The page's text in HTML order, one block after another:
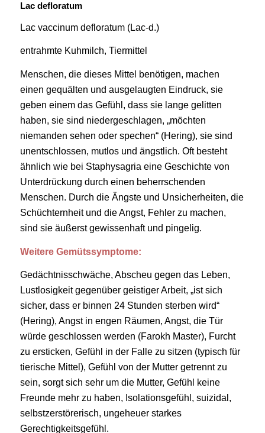
Lac defloratum
Lac vaccinum defloratum (Lac-d.)
entrahmte Kuhmilch, Tiermittel
Menschen, die dieses Mittel benötigen, machen
einen gequälten und ausgelaugten Eindruck, sie
geben einem das Gefühl, dass sie lange gelitten
haben, sie sind niedergeschlagen, „möchten
niemanden sehen oder spechen“ (Hering), sie sind
unentschlossen, mutlos und ängstlich. Oft besteht
ähnlich wie bei Staphysagria eine Geschichte von
Unterdrückung durch einen beherrschenden
Menschen. Durch die Ängste und Unsicherheiten, die
Schüchternheit und die Angst, Fehler zu machen,
sind sie äußerst gewissenhaft und pingelig.
Weitere Gemütssymptome:
Gedächtnisschwäche, Abscheu gegen das Leben,
Lustlosigkeit gegenüber geistiger Arbeit, „ist sich
sicher, dass er binnen 24 Stunden sterben wird“
(Hering), Angst in engen Räumen, Angst, die Tür
würde geschlossen werden (Farokh Master), Furcht
zu ersticken, Gefühl in der Falle zu sitzen (typisch für
tierische Mittel), Gefühl von der Mutter getrennt zu
sein, sorgt sich sehr um die Mutter, Gefühl keine
Freunde mehr zu haben, Isolationsgefühl, suizidal,
selbstzerstörerisch, ungeheuer starkes
Gerechtigkeitsgefühl.